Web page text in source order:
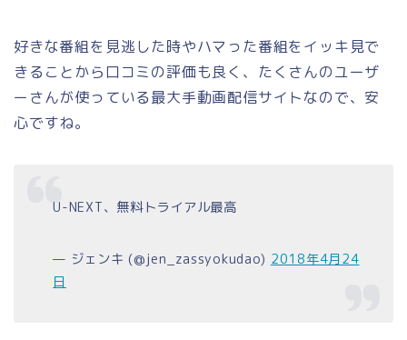
好きな番組を見逃した時やハマった番組をイッキ見で
きることから口コミの評価も良く、たくさんのユーザ
ーさんが使っている最大手動画配信サイトなので、安
心ですね。
U-NEXT、無料トライアル最高
— ジェンキ (@jen_zassyokudao) 2018年4月24
日